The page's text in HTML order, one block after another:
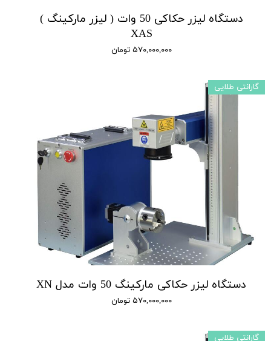
دستگاه لیزر حکاکی 50 وات ( لیزر مارکینگ )
XAS
۵۷۰,۰۰۰,۰۰۰ تومان
دستگاه لیزر حکاکی مارکینگ 50 وات مدل XN
۵۷۰,۰۰۰,۰۰۰ تومان
گارانتی طلایی
گارانتی طلایی